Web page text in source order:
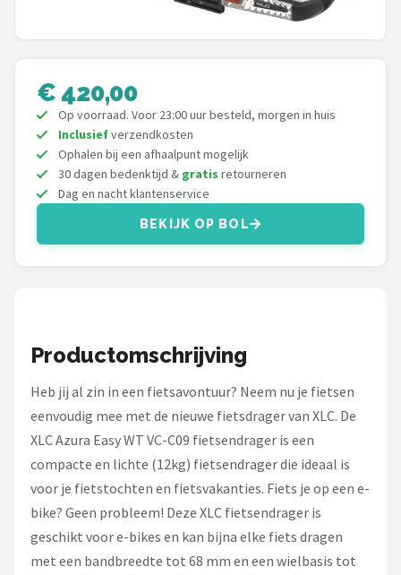
ABUS
AXA
New Looxs
Schwalbe
Shimano
Cortina
Alle merken →
€ 420,00
Op voorraad. Voor 23:00 uur besteld, morgen in huis
Inclusiefverzendkosten
Ophalen bij een afhaalpunt mogelijk
30 dagen bedenktijd & gratis retourneren
Dag en nacht klantenservice
BEKIJK OP BOL
Productomschrijving
Heb jij al zin in een fietsavontuur? Neem nu je fietsen
eenvoudig mee met de nieuwe fietsdrager van XLC. De
XLC Azura Easy WT VC-C09 fietsendrager is een
compacte en lichte (12kg) fietsendrager die ideaal is
voor je fietstochten en fietsvakanties. Fiets je op een e-
bike? Geen probleem! Deze XLC fietsendrager is
geschikt voor e-bikes en kan bijna elke fiets dragen
met een bandbreedte tot 68 mm en een wielbasis tot